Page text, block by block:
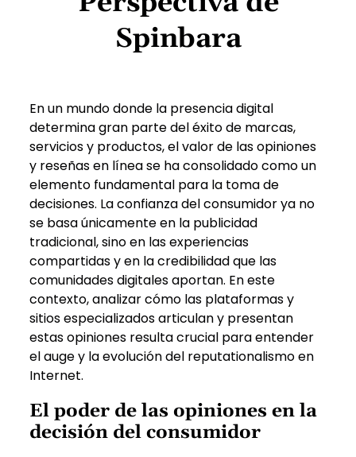
Spinbara
En un mundo donde la presencia digital
determina gran parte del éxito de marcas,
servicios y productos, el valor de las opiniones
y reseñas en línea se ha consolidado como un
elemento fundamental para la toma de
decisiones. La confianza del consumidor ya no
se basa únicamente en la publicidad
tradicional, sino en las experiencias
compartidas y en la credibilidad que las
comunidades digitales aportan. En este
contexto, analizar cómo las plataformas y
sitios especializados articulan y presentan
estas opiniones resulta crucial para entender
el auge y la evolución del reputationalismo en
Internet.
El poder de las opiniones en la
decisión del consumidor